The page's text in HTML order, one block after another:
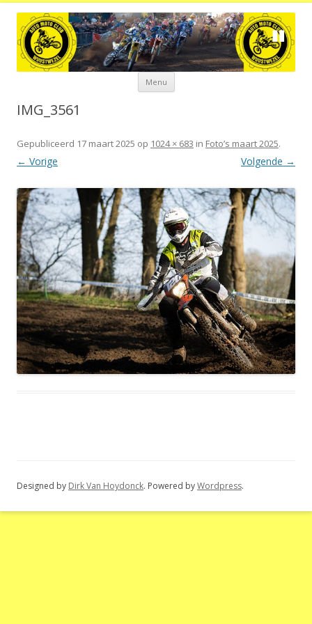
Menu Spring
de
IMG_3561
Gepubliceerd 17 maart 2025 op 1024 × 683 in Foto’s maart 2025.
← Vorige Volgende →
Designed by Dirk Van Hoydonck. Powered byWordpress.